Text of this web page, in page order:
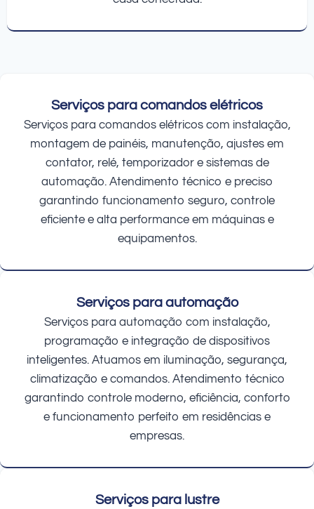
Serviços para comandos elétricos
Serviços para comandos elétricos com instalação,
montagem de painéis, manutenção, ajustes em
contator, relé, temporizador e sistemas de
automação. Atendimento técnico e preciso
garantindo funcionamento seguro, controle
eficiente e alta performance em máquinas e
equipamentos.
Serviços para automação
Serviços para automação com instalação,
programação e integração de dispositivos
inteligentes. Atuamos em iluminação, segurança,
climatização e comandos. Atendimento técnico
garantindo controle moderno, eficiência, conforto
e funcionamento perfeito em residências e
empresas.
Serviços para lustre